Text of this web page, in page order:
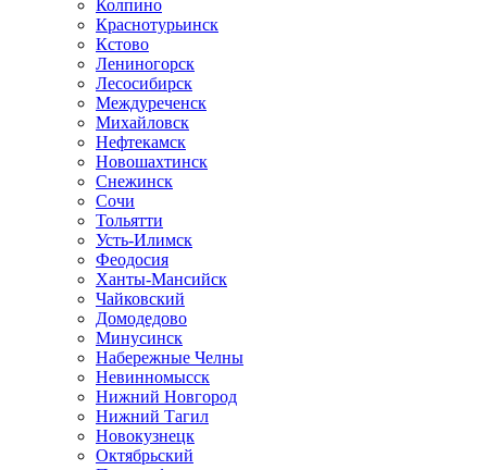
Колпино
Краснотурьинск
Кстово
Лениногорск
Лесосибирск
Междуреченск
Михайловск
Нефтекамск
Новошахтинск
Снежинск
Сочи
Тольятти
Усть-Илимск
Феодосия
Ханты-Мансийск
Чайковский
Домодедово
Минусинск
Набережные Челны
Невинномысск
Нижний Новгород
Нижний Тагил
Новокузнецк
Октябрьский